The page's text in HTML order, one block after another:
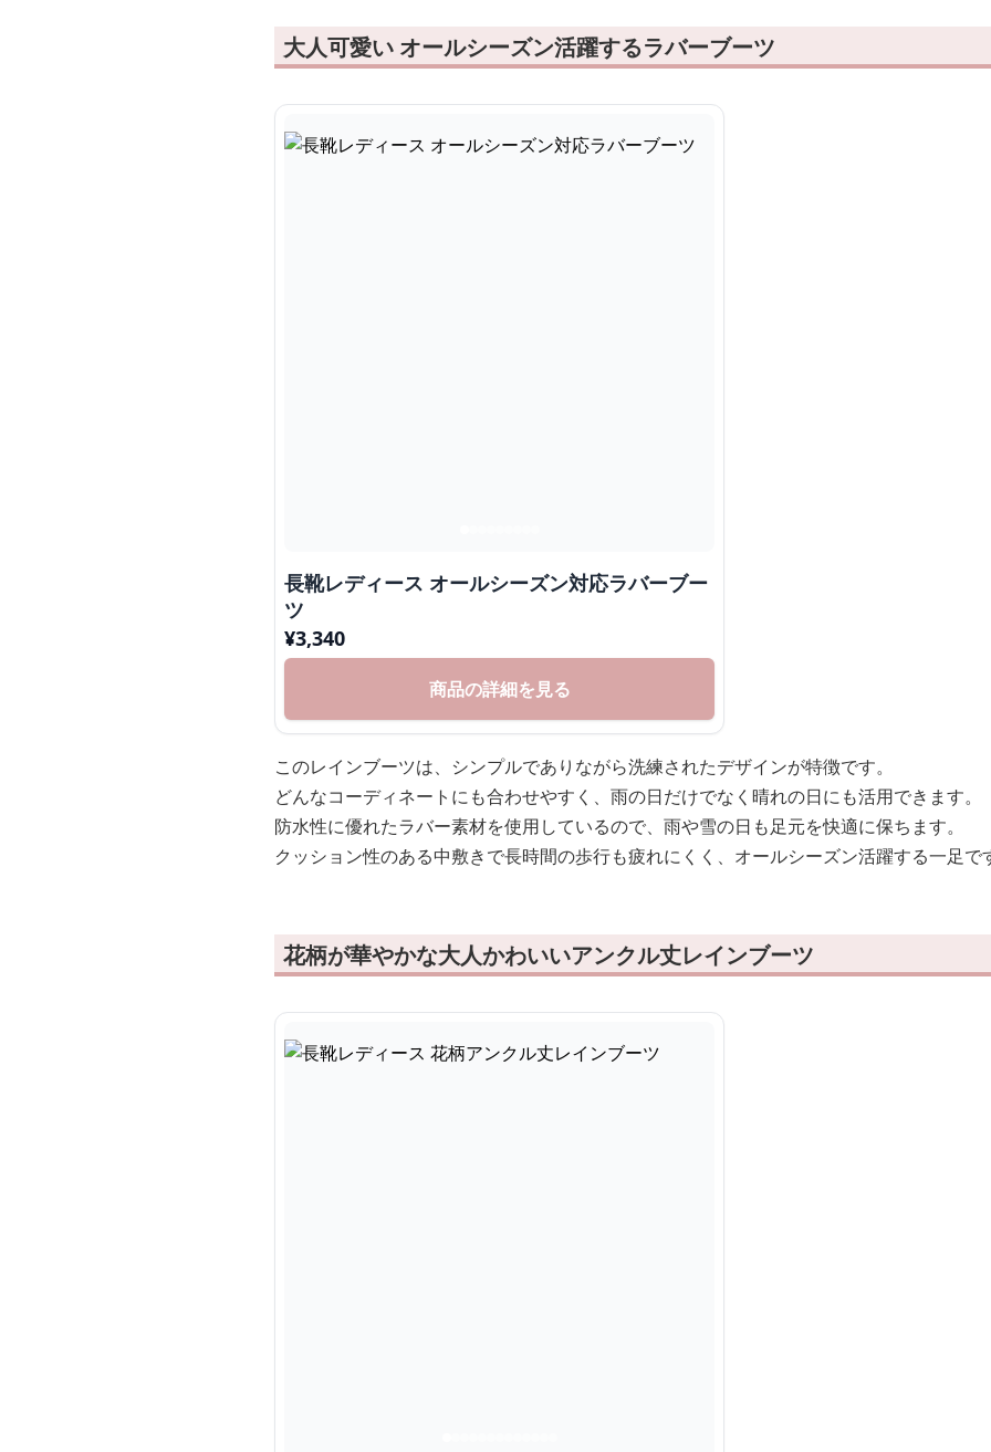
大人可愛い オールシーズン活躍するラバーブーツ
長靴レディース オールシーズン対応ラバーブー
ツ
¥3,340
商品の詳細を見る
このレインブーツは、シンプルでありながら洗練されたデザインが特徴です。
どんなコーディネートにも合わせやすく、雨の日だけでなく晴れの日にも活用できます。
防水性に優れたラバー素材を使用しているので、雨や雪の日も足元を快適に保ちます。
クッション性のある中敷きで長時間の歩行も疲れにくく、オールシーズン活躍する一足で
花柄が華やかな大人かわいいアンクル丈レインブーツ